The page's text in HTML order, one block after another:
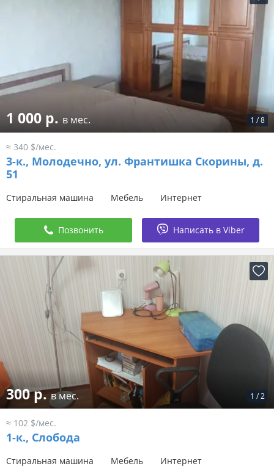
1 /8
1 000 р. в мес.
≈ 340 $/мес.
3-к., Молодечно, ул. Франтишка Скорины, д.
51
Стиральная машина Мебель Интернет
Позвонить Написать в Viber
1 /2
300 р.в мес.
≈ 102 $/мес.
1-к., Слобода
Стиральная машина Мебель Интернет